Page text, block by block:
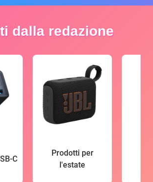
dalla redazione
C
Prodotti per
l'estate